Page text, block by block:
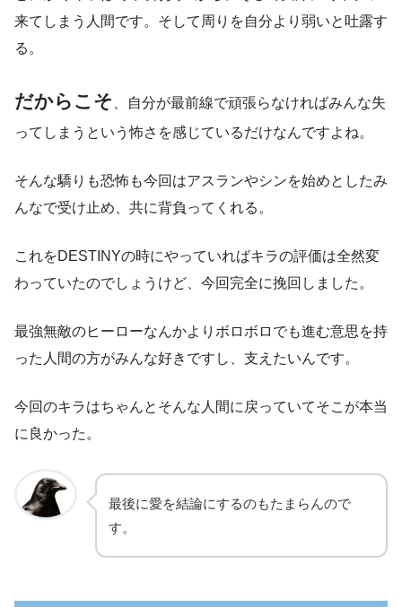
来てしまう人間です。そして周りを自分より弱いと吐露す
る。
だからこそ
、自分が最前線で頑張らなければみんな失
ってしまうという怖さを感じているだけなんですよね。
そんな驕りも恐怖も今回はアスランやシンを始めとしたみ
んなで受け止め、共に背負ってくれる。
これをDESTINYの時にやっていればキラの評価は全然変
わっていたのでしょうけど、今回完全に挽回しました。
最強無敵のヒーローなんかよりボロボロでも進む意思を持
った人間の方がみんな好きですし、支えたいんです。
今回のキラはちゃんとそんな人間に戻っていてそこが本当
に良かった。
最後に愛を結論にするのもたまらんので
す。